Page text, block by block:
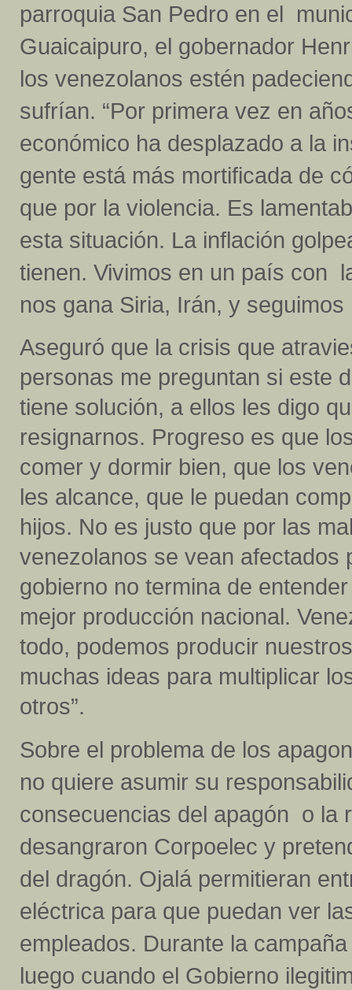
parroquia San Pedro en el
Guaicaipuro, el gobernador
los venezolanos estén
sufrían. “Por primera vez en
económico ha desplazado a la
gente está más mortificada de
que por la violencia. Es
esta situación. La inflación
tienen. Vivimos en un país con
nos gana Siria, Irán, y
Aseguró que la crisis que
personas me preguntan si este
tiene solución, a ellos les digo
resignarnos. Progreso es que
comer y dormir bien, que los
les alcance, que le puedan
hijos. No es justo que por las
venezolanos se vean afectados
gobierno no termina de
mejor producción nacional.
todo, podemos producir
muchas ideas para multiplicar
otros”.
Sobre el problema de los
no quiere asumir su
consecuencias del apagón o la
desangraron Corpoelec y
del dragón. Ojalá permitieran
eléctrica para que puedan ver
empleados. Durante la
luego cuando el Gobierno